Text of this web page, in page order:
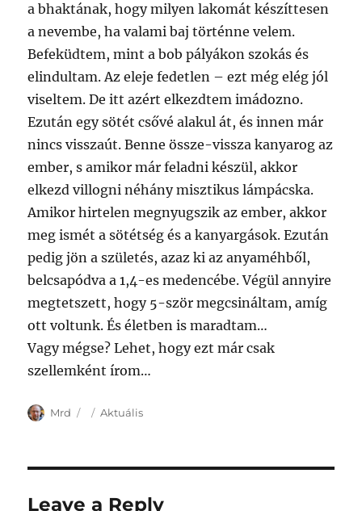
a bhaktának, hogy milyen lakomát készíttesen
a nevembe, ha valami baj történne velem.
Befeküdtem, mint a bob pályákon szokás és
elindultam. Az eleje fedetlen – ezt még elég jól
viseltem. De itt azért elkezdtem imádozno.
Ezután egy sötét csővé alakul át, és innen már
nincs visszaút. Benne össze-vissza kanyarog az
ember, s amikor már feladni készül, akkor
elkezd villogni néhány misztikus lámpácska.
Amikor hirtelen megnyugszik az ember, akkor
meg ismét a sötétség és a kanyargások. Ezután
pedig jön a születés, azaz ki az anyaméhből,
belcsapódva a 1,4-es medencébe. Végül annyire
megtetszett, hogy 5-ször megcsináltam, amíg
ott voltunk. És életben is maradtam…
Vagy mégse? Lehet, hogy ezt már csak
szellemként írom…
Author
Mrd
Posted
Categories
Aktuális
Leave a Reply